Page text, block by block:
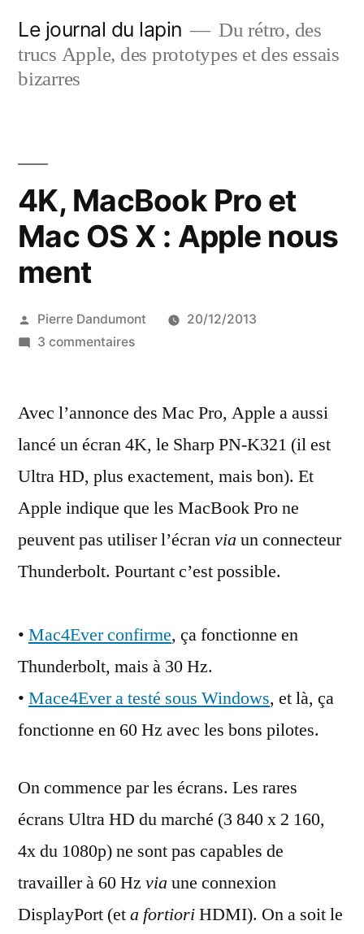
contenu
Le journal du lapin
Du rétro, des
trucs Apple, des prototypes et des essais
bizarres
4K, MacBook Pro et
Mac OS X : Apple nous
ment
Publié
par
Pierre Dandumont
20/12/2013
3 commentairessur
Pro
Mac
OS
Apple
nous
Avec l’annonce des Mac Pro, Apple a aussi
lancé un écran 4K, le Sharp PN-K321 (il est
Ultra HD, plus exactement, mais bon). Et
Apple indique que les MacBook Pro ne
peuvent pas utiliser l’écranvia un connecteur
Thunderbolt. Pourtant c’est possible.
• Mac4Ever confirme, ça fonctionne en
Thunderbolt, mais à 30 Hz.
• Mace4Ever a testé sous Windows, et là, ça
fonctionne en 60 Hz avec les bons pilotes.
On commence par les écrans. Les rares
écrans Ultra HD du marché (3 840 x 2 160,
4x du 1080p) ne sont pas capables de
travailler à 60 Hz via une connexion
DisplayPort (eta fortioriHDMI). On a soit le